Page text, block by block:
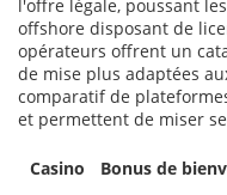
l'offre légale, poussant
offshore disposant de
opérateurs offrent un
de mise plus adaptées
comparatif de
et permettent de miser
Casino Bonus de